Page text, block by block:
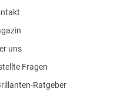
uns
Fragen
Ratgeber